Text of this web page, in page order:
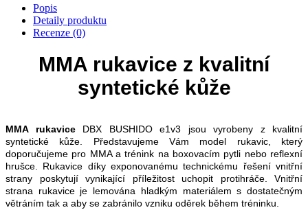
Popis
Detaily produktu
Recenze (0)
MMA rukavice z kvalitní
syntetické kůže
MMA rukaviceDBX BUSHIDO e1v3 jsou vyrobeny z kvalitní
syntetické kůže. Představujeme Vám model rukavic, který
doporučujeme pro MMA a trénink na boxovacím pytli nebo reflexní
hrušce. Rukavice díky exponovanému technickému řešení vnitřní
strany poskytují vynikající příležitost uchopit protihráče. Vnitřní
strana rukavice je lemována hladkým materiálem s dostatečným
větráním tak a aby se zabránilo vzniku oděrek během tréninku.